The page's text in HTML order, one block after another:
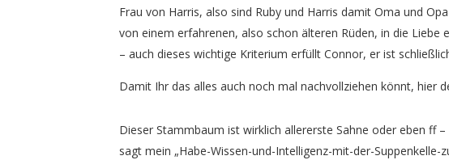
Frau von Harris, also sind Ruby und Harris damit Oma und
von einem erfahrenen, also schon älteren Rüden, in die
– auch dieses wichtige Kriterium erfüllt Connor, er ist
Damit Ihr das alles auch noch mal nachvollziehen könnt, hier
Dieser Stammbaum ist wirklich allererste Sahne oder eben
sagt mein „Habe-Wissen-und-Intelligenz-mit-der-